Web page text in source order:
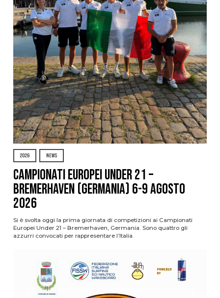
2026 NEWS
Campionati Europei Under 21 –
Bremerhaven (Germania) 6-9 agosto
2026
Si è svolta oggi la prima giornata di competizioni ai Campionati
Europei Under 21 – Bremerhaven, Germania. Sono quattro gli
azzurri convocati per rappresentare l’Italia